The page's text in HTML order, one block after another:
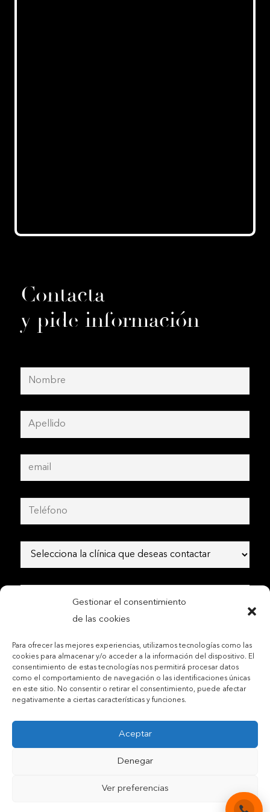
Gestionar el consentimiento
de las cookies
Para ofrecer las mejores experiencias, utilizamos tecnologías como las
cookies para almacenar y/o acceder a la información del dispositivo. El
consentimiento de estas tecnologías nos permitirá procesar datos
como el comportamiento de navegación o las identificaciones únicas
en este sitio. No consentir o retirar el consentimiento, puede afectar
negativamente a ciertas características y funciones.
Aceptar
Denegar
Ver preferencias
Contacta
y pide información
Contactar por teléfono móvil
Contactar por mail
Acepto las condiciones legales y la política de privacidad